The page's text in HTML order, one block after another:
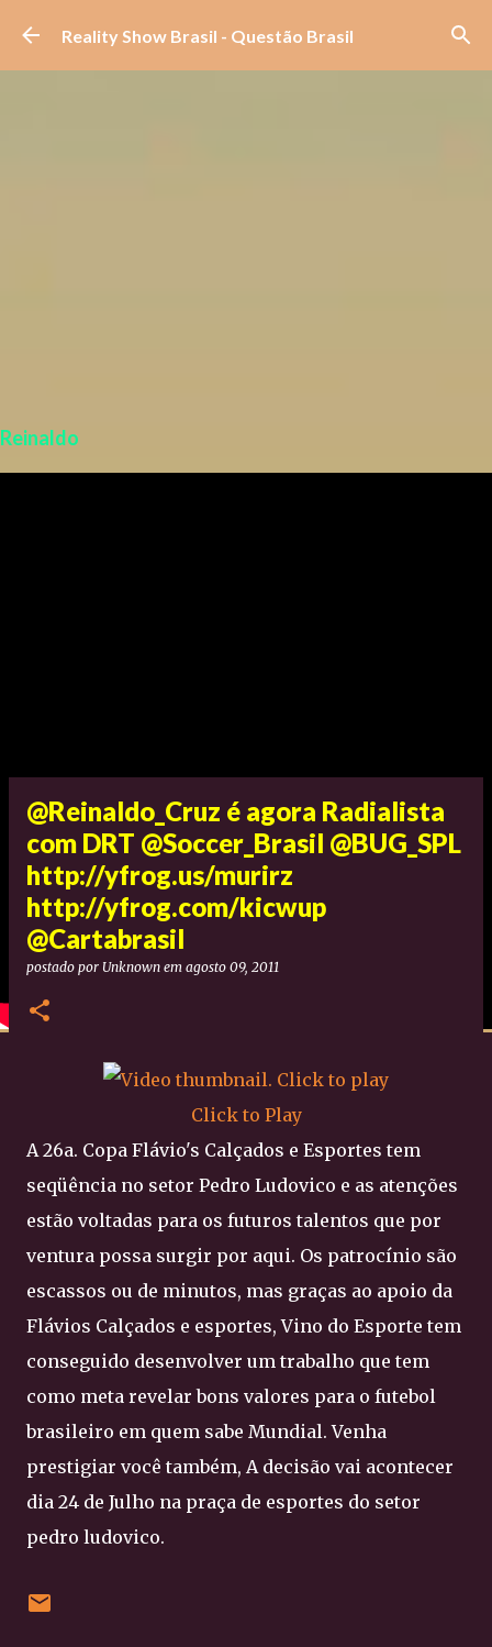
Pular para o conteúdo principal
Reality Show Brasil - Questão Brasil
Reinaldo
@Reinaldo_Cruz é agora Radialista
com DRT @Soccer_Brasil @BUG_SPL
http://yfrog.us/murirz
http://yfrog.com/kicwup
@Cartabrasil
postado por Unknown em agosto 09, 2011
Click to Play
A 26a. Copa Flávio's Calçados e Esportes tem
seqüência no setor Pedro Ludovico e as atenções
estão voltadas para os futuros talentos que por
ventura possa surgir por aqui. Os patrocínio são
escassos ou de minutos, mas graças ao apoio da
Flávios Calçados e esportes, Vino do Esporte tem
conseguido desenvolver um trabalho que tem
como meta revelar bons valores para o futebol
brasileiro em quem sabe Mundial. Venha
prestigiar você também, A decisão vai acontecer
dia 24 de Julho na praça de esportes do setor
pedro ludovico.